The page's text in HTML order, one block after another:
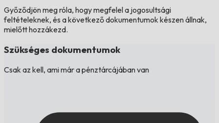
Győződjön meg róla, hogy megfelel a jogosultsági
feltételeknek, és a következő dokumentumok készen állnak,
mielőtt hozzákezd.
Szükséges dokumentumok
Csak az kell, ami már a pénztárcájában van